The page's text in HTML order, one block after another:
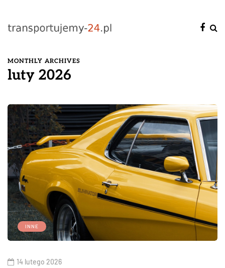
MONTHLY ARCHIVES
luty 2026
INNE
14 lutego 2026